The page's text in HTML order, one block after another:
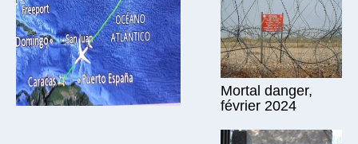
Mortal danger,
février 2024